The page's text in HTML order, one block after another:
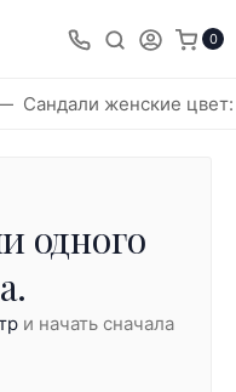
0
Сандали женские
одного
и начать сначала